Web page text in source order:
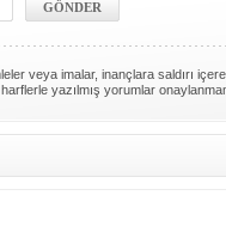
veya imalar, inançlara saldırı
yazılmış yorumlar